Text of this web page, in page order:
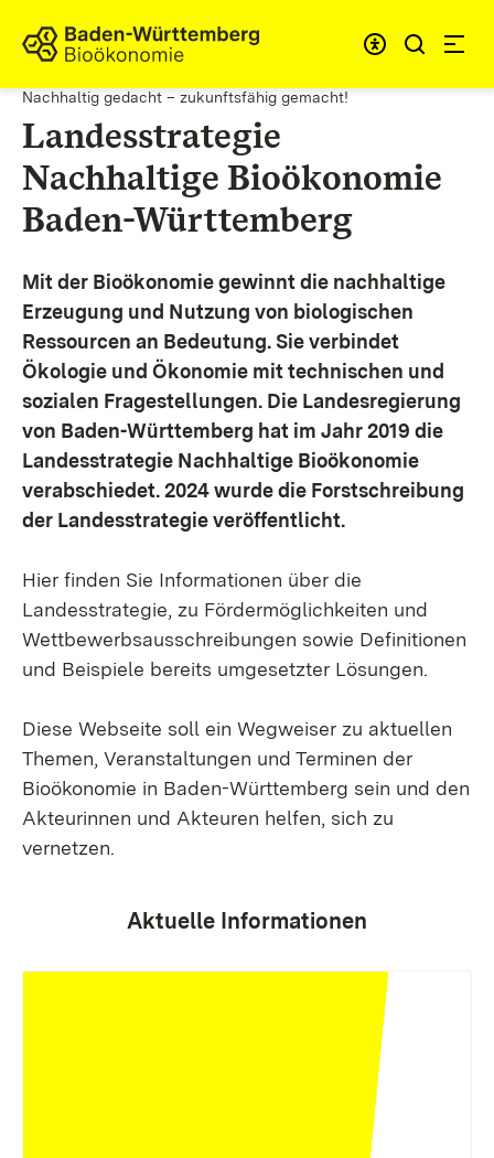
Zum Inhalt springen
Link zur Startseite
Nachhaltig gedacht – zukunftsfähig gemacht!
Landesstrategie
Nachhaltige Bioökonomie
Baden-Württemberg
Mit der Bioökonomie gewinnt die nachhaltige
Erzeugung und Nutzung von biologischen
Ressourcen an Bedeutung. Sie verbindet
Ökologie und Ökonomie mit technischen und
sozialen Fragestellungen. Die Landesregierung
von Baden-Württemberg hat im Jahr 2019 die
Landesstrategie Nachhaltige Bioökonomie
verabschiedet. 2024 wurde die Forstschreibung
der Landesstrategie veröffentlicht.
Hier finden Sie Informationen über die
Landesstrategie, zu Fördermöglichkeiten und
Wettbewerbsausschreibungen sowie Definitionen
und Beispiele bereits umgesetzter Lösungen.
Diese Webseite soll ein Wegweiser zu aktuellen
Themen, Veranstaltungen und Terminen der
Bioökonomie in Baden-Württemberg sein und den
Akteurinnen und Akteuren helfen, sich zu
vernetzen.
Aktuelle Informationen